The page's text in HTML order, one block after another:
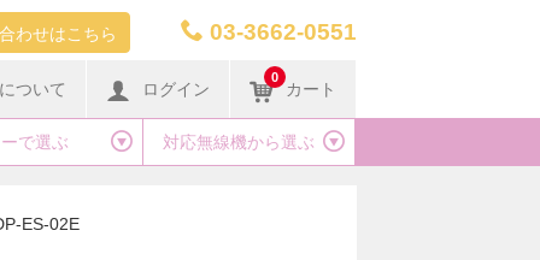
わせはこちら 03-3662-0551
ついて ログイン
0
カート
で選ぶ 対応無線機から選ぶ
ES-02E